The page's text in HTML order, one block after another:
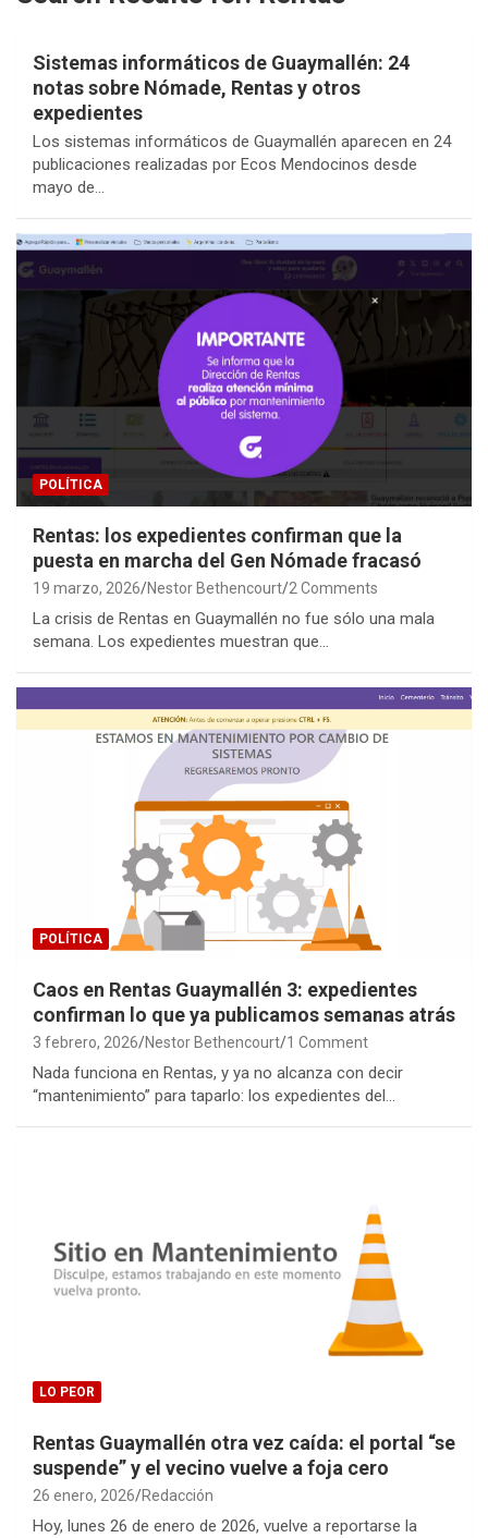
Sistemas informáticos de Guaymallén: 24
notas sobre Nómade, Rentas y otros
expedientes
Los sistemas informáticos de Guaymallén aparecen en 24
publicaciones realizadas por Ecos Mendocinos desde
mayo de…
POLÍTICA
Rentas: los expedientes confirman que la
puesta en marcha del Gen Nómade fracasó
19 marzo, 2026 Nestor Bethencourt 2 Comments
La crisis de Rentas en Guaymallén no fue sólo una mala
semana. Los expedientes muestran que…
POLÍTICA
Caos en Rentas Guaymallén 3: expedientes
confirman lo que ya publicamos semanas atrás
3 febrero, 2026 Nestor Bethencourt 1 Comment
Nada funciona en Rentas, y ya no alcanza con decir
“mantenimiento” para taparlo: los expedientes del…
LO PEOR
Rentas Guaymallén otra vez caída: el portal “se
suspende” y el vecino vuelve a foja cero
26 enero, 2026 Redacción
Hoy, lunes 26 de enero de 2026, vuelve a reportarse la